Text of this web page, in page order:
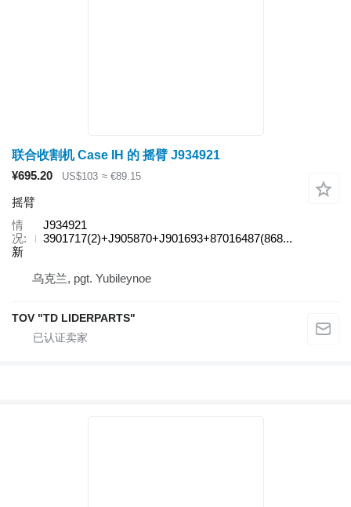
联合收割机 Case IH 的 摇臂 J934921
¥695.20
US$103 ≈ €89.15
摇臂
情
况
新
J934921
3901717(2)+J905870+J901693+87016487(868...
乌克兰, pgt. Yubileynoe
TOV "TD LIDERPARTS"